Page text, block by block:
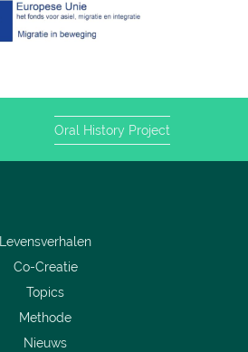
Oral History Project
Levensverhalen
Co-Creatie
Topics
Methode
Nieuws